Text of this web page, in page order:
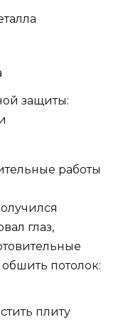
защиты:
работы
глаз,
потолок:
плиту